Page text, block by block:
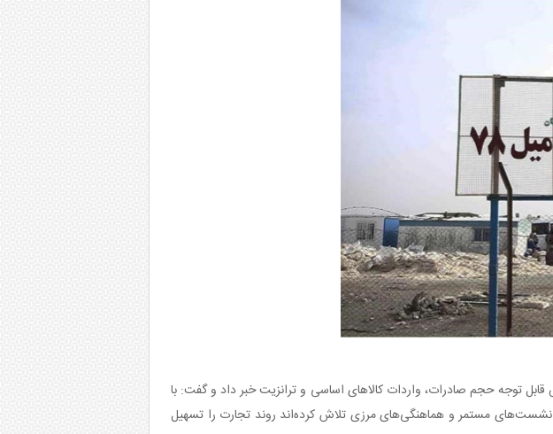
توجه حجم صادرات، واردات کالاهای اساسی و ترانزیت خبر داد و گفت: با
نشست‌های مستمر و هماهنگی‌های مرزی تلاش کرده‌اند روند تجارت را تسهیل